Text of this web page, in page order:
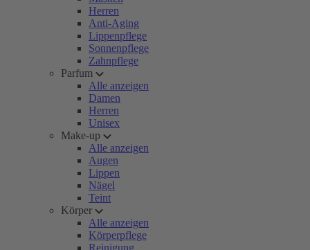
Herren
Anti-Aging
Lippenpflege
Sonnenpflege
Zahnpflege
Parfum
Alle anzeigen
Damen
Herren
Unisex
Make-up
Alle anzeigen
Augen
Lippen
Nägel
Teint
Körper
Alle anzeigen
Körperpflege
Reinigung